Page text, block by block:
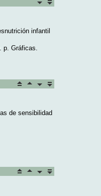
infantil
p. Gráficas.
de sensibilidad